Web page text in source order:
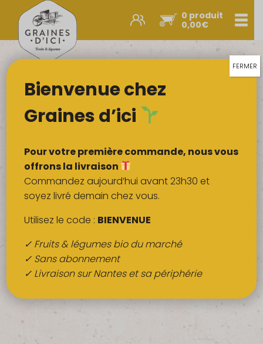
0 produit
0,00€
Promos et nouveautés
Légumes & œufs
Fruits
Viandes
Boulangerie
Crémerie
Poissons
Épicerie sucrée
Épices
Boissons
QUI SOMMES-NOUS ?
Lun 10 Mar 11
Jeu 13
Ven 14
de
produits
Fruit Légume Promos et
22
Bienvenue chez
Graines d’ici
Pour votre première commande, nous vous
offrons la livraison
Commandez aujourd’hui avant 23h30 et
soyez livré demain chez vous.
Utilisez le code : BIENVENUE
✓ Fruits & légumes bio du marché
✓ Sans abonnement
✓ Livraison sur Nantes et sa périphérie
FERMER